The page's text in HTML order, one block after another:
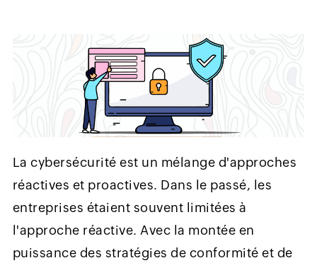
La cybersécurité est un mélange d'approches
réactives et proactives. Dans le passé, les
entreprises étaient souvent limitées à
l'approche réactive. Avec la montée en
puissance des stratégies de conformité et de